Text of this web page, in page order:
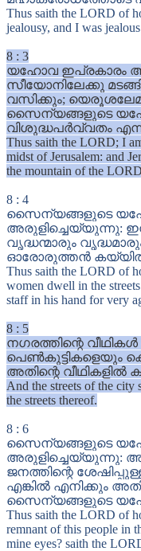
Thus saith the LORD of
jealousy, and I was
8 : 3
യഹോവ ഇപ്രകാരം
സീയോനിലേക്കു
വസിക്കും;
സൈന്യങ്ങളുടെ
വിശുദ്ധപർവ്വതം
Thus saith the LORD; I
midst of Jerusalem: and
the mountain of the
8 : 4
സൈന്യങ്ങളുടെ
അരുളിച്ചെയ്യുന്നു:
വൃദ്ധന്മാരും
ഓരോരുത്തൻ കയ്യിൽ
Thus saith the LORD of
women dwell in the
staff in his hand for very
8 : 5
നഗരത്തിന്റെ
പെൺകുട്ടികളെയും
അതിന്റെ വീഥികളിൽ
And the streets of the
the streets thereof.
8 : 6
സൈന്യങ്ങളുടെ
അരുളിച്ചെയ്യുന്നു:
ജനത്തിന്റെ
എങ്കിൽ എനിക്കും
സൈന്യങ്ങളുടെ
Thus saith the LORD of
remnant of this people in
mine eyes? saith the